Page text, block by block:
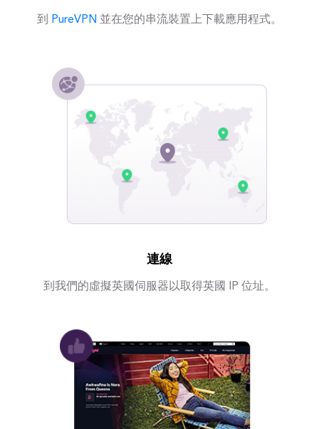
到 PureVPN 並在您的串流裝置上下載應用程式。
連線
到我們的虛擬英國伺服器以取得英國 IP 位址。